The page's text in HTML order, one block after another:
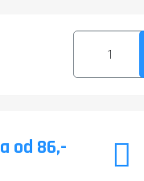
od 86,-